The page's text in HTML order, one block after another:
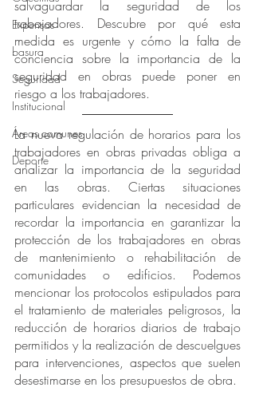
Expensas
basura
Seguridad
Institucional
Áreas comunes
Deporte
salvaguardar la seguridad de los
trabajadores. Descubre por qué esta
medida es urgente y cómo la falta de
conciencia sobre la importancia de la
seguridad en obras puede poner en
riesgo a los trabajadores.
La nueva regulación de horarios para los
trabajadores en obras privadas obliga a
analizar la importancia de la seguridad
en las obras. Ciertas situaciones
particulares evidencian la necesidad de
recordar la importancia en garantizar la
protección de los trabajadores en obras
de mantenimiento o rehabilitación de
comunidades o edificios. Podemos
mencionar los protocolos estipulados para
el tratamiento de materiales peligrosos, la
reducción de horarios diarios de trabajo
permitidos y la realización de descuelgues
para intervenciones, aspectos que suelen
desestimarse en los presupuestos de obra.